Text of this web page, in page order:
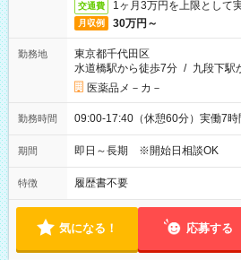
交通費 1ヶ月3万円を上限として
月収例 30万円～
勤務地
東京都千代田区
水道橋駅から徒歩7分 / 九段下駅
医薬品メ－カ－
勤務時間 09:00-17:40（休憩60分）実働7時
期間 即日～長期 ※開始日相談OK
特徴 履歴書不要
気になる！ 応募する